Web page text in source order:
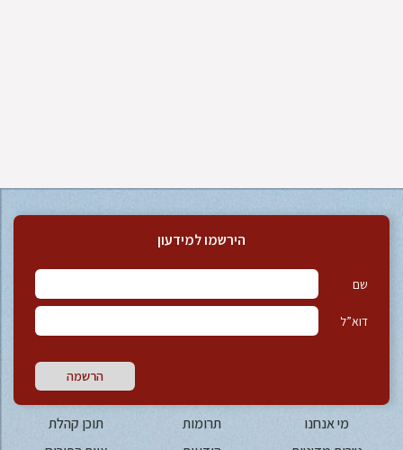
הירשמו למידעון
שם
דוא”ל
הרשמה
מי אנחנו תרומות
תוכן קהלת